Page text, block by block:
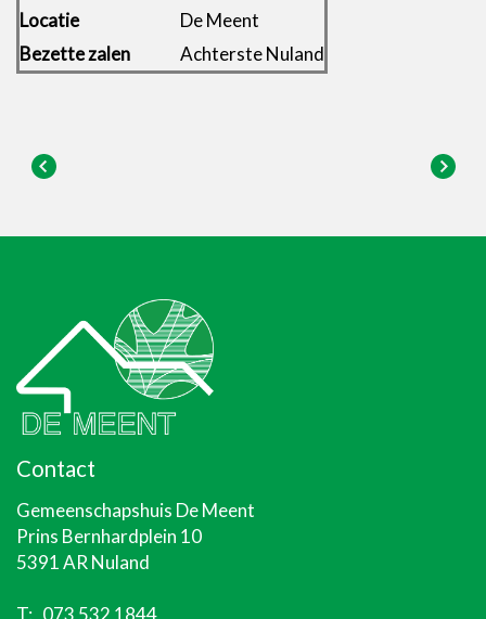
Locatie
De Meent
Bezette zalen
Achterste Nuland
Contact
Gemeenschapshuis De Meent
Prins Bernhardplein 10
5391 AR Nuland
T: 073 532 1844